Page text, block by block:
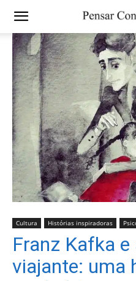
Cultura Histórias inspiradoras
Franz Kafka e
viajante: uma